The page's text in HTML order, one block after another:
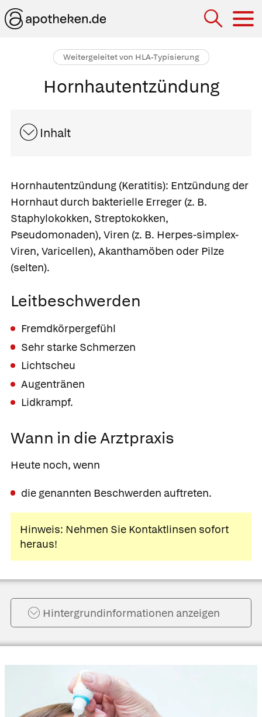
Weitergeleitet von HLA-Typisierung
Hornhautentzündung
Inhalt
Hornhautentzündung (Keratitis): Entzündung der
Hornhaut durch bakterielle Erreger (z. B.
Staphylokokken, Streptokokken,
Pseudomonaden), Viren (z. B. Herpes-simplex-
Viren, Varicellen), Akanthamöben oder Pilze
(selten).
Leitbeschwerden
Fremdkörpergefühl
Sehr starke Schmerzen
Lichtscheu
Augentränen
Lidkrampf.
Wann in die Arztpraxis
Heute noch, wenn
die genannten Beschwerden auftreten.
Hinweis: Nehmen Sie Kontaktlinsen sofort
heraus!
Hintergrund­informationen anzeigen